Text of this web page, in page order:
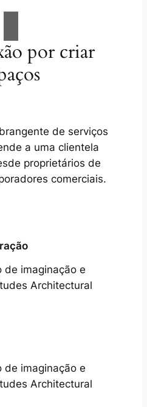
por criar
de serviços
a uma clientela
proprietários de
comerciais.
de imaginação e
Architectural
de imaginação e
Architectural